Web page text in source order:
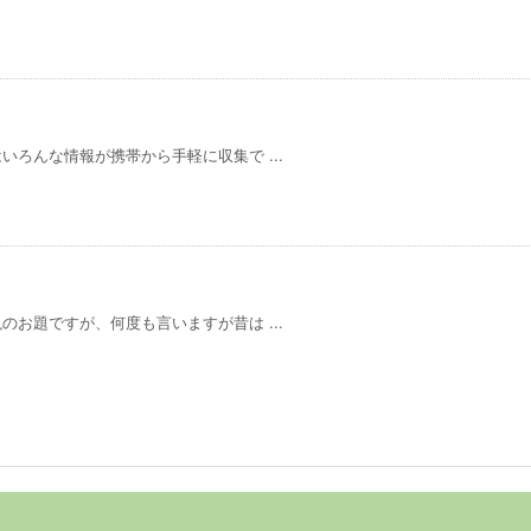
ろんな情報が携帯から手軽に収集で ...
お題ですが、何度も言いますが昔は ...